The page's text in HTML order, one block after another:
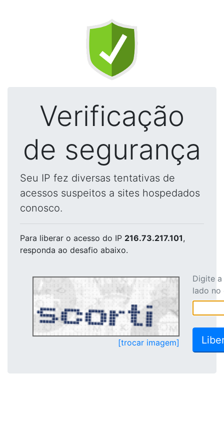
Verificação
de segurança
Seu IP fez diversas tentativas de
acessos suspeitos a sites hospedados
conosco.
Para liberar o acesso do IP 216.73.217.101,
responda ao desafio abaixo.
[trocar imagem]
Digite
lado no